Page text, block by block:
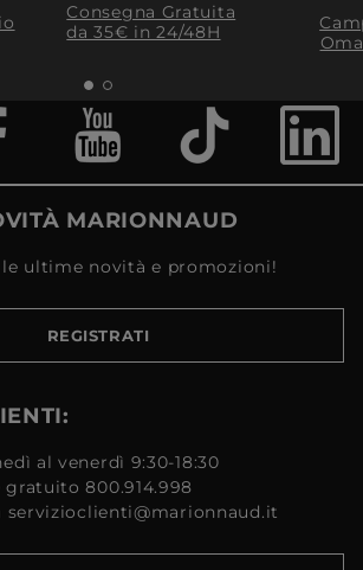
Consegna Gratuita
da 35€​ in 24/48H
MARIONNAUD
ultime novità e promozioni!
REGISTRATI
al venerdì 9:30-18:30
800.914.998
servizioclienti@marionnaud.it